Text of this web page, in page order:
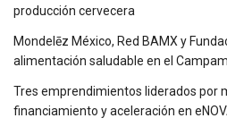
producción cervecera
Mondelēz México, Red BAMX y
alimentación saludable en el
Tres emprendimientos liderados por
financiamiento y aceleración en